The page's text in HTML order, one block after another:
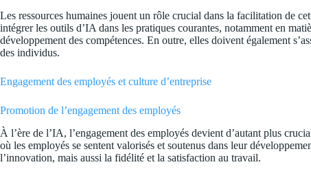
Les ressources humaines jouent un rôle crucial dans la facilitation de
intégrer les outils d’IA dans les pratiques courantes, notamment en
développement des compétences. En outre, elles doivent également
des individus.
Engagement des employés et culture d’entreprise
Promotion de l’engagement des employés
À l’ère de l’IA, l’engagement des employés devient d’autant plus
où les employés se sentent valorisés et soutenus dans leur
l’innovation, mais aussi la fidélité et la satisfaction au travail.